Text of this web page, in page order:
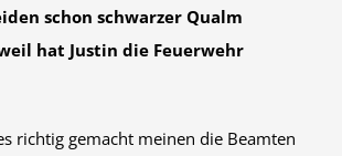
schon schwarzer Qualm
hat Justin die Feuerwehr
richtig gemacht meinen die Beamten